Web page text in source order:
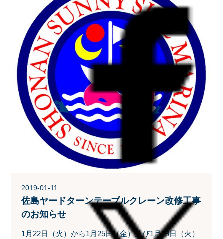
2019-01-11
佐島ヤードターンテーブルクレーン改修工事
のお知らせ
1月22日（火）から1月25日（金）及び1月29日（火）